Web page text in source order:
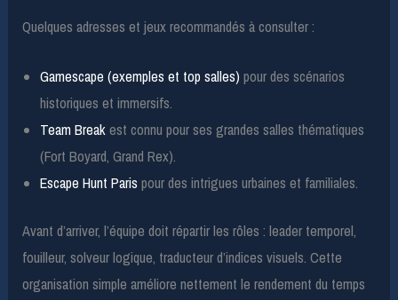
Quelques adresses et jeux recommandés à consulter :
Gamescape (exemples et top salles) pour des scénarios
historiques et immersifs.
Team Breakest connu pour ses grandes salles thématiques
(Fort Boyard, Grand Rex).
Escape Hunt Paris pour des intrigues urbaines et familiales.
Avant d’arriver, l’équipe doit répartir les rôles : leader temporel,
fouilleur, solveur logique, traducteur d’indices visuels. Cette
organisation simple améliore nettement le rendement du temps